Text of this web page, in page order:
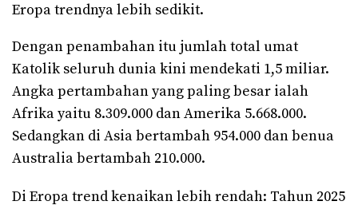
Eropa trendnya lebih sedikit.
Dengan penambahan itu jumlah total umat
Katolik seluruh dunia kini mendekati 1,5 miliar.
Angka pertambahan yang paling besar ialah
Afrika yaitu 8.309.000 dan Amerika 5.668.000.
Sedangkan di Asia bertambah 954.000 dan benua
Australia bertambah 210.000.
Di Eropa trend kenaikan lebih rendah: Tahun 2025